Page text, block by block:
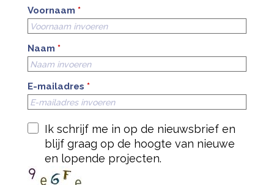
Voornaam *
Naam *
E-mailadres *
Ik schrijf me in op de nieuwsbrief en
blijf graag op de hoogte van nieuwe
en lopende projecten.